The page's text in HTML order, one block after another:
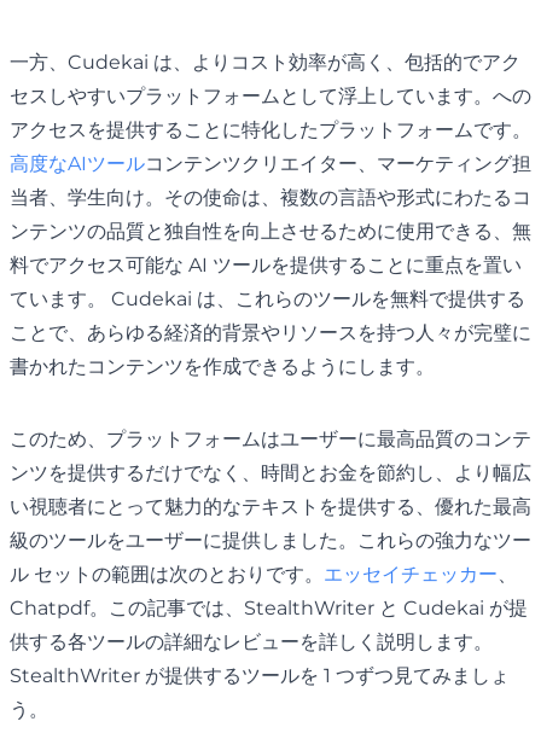
一方、Cudekai は、よりコスト効率が高く、包括的でアク
セスしやすいプラットフォームとして浮上しています。への
アクセスを提供することに特化したプラットフォームです。
高度なAIツールコンテンツクリエイター、マーケティング担
当者、学生向け。その使命は、複数の言語や形式にわたるコ
ンテンツの品質と独自性を向上させるために使用できる、無
料でアクセス可能な AI ツールを提供することに重点を置い
ています。 Cudekai は、これらのツールを無料で提供する
ことで、あらゆる経済的背景やリソースを持つ人々が完璧に
書かれたコンテンツを作成できるようにします。
このため、プラットフォームはユーザーに最高品質のコンテ
ンツを提供するだけでなく、時間とお金を節約し、より幅広
い視聴者にとって魅力的なテキストを提供する、優れた最高
級のツールをユーザーに提供しました。これらの強力なツー
ル セットの範囲は次のとおりです。 エッセイチェッカー
Chatpdf。この記事では、StealthWriter と Cudekai が提
供する各ツールの詳細なレビューを詳しく説明します。
StealthWriter が提供するツールを 1 つずつ見てみましょ
う。